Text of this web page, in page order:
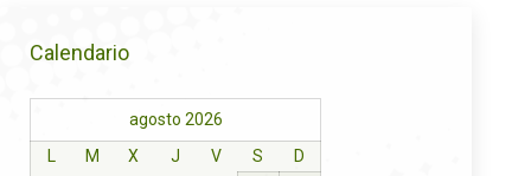
Calendario
agosto 2026
L
M X J V S
D